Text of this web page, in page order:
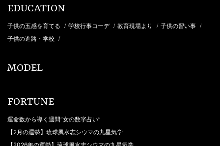
EDUCATION
子供の五感を育てる / 学校行事コーデ / 教育現場より / 子供の習い事 /
子供の進路・学校 /
MODEL
FORTUNE
運命数から導く週間“女の数字占い”
【2月の運勢】琉球風水志シウマの九星気学